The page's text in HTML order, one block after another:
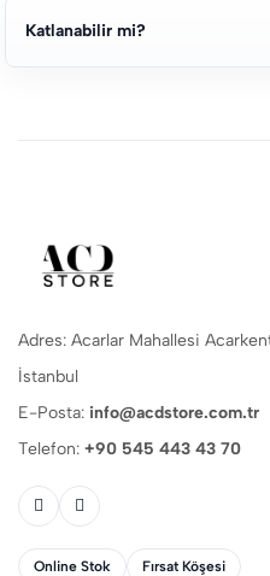
Katlanabilir mi?
Adres: Acarlar Mahallesi
İstanbul
E-Posta: info@acdstore.com.tr
Telefon: +90 545 443 43 70
Online Stok Fırsat Köşesi